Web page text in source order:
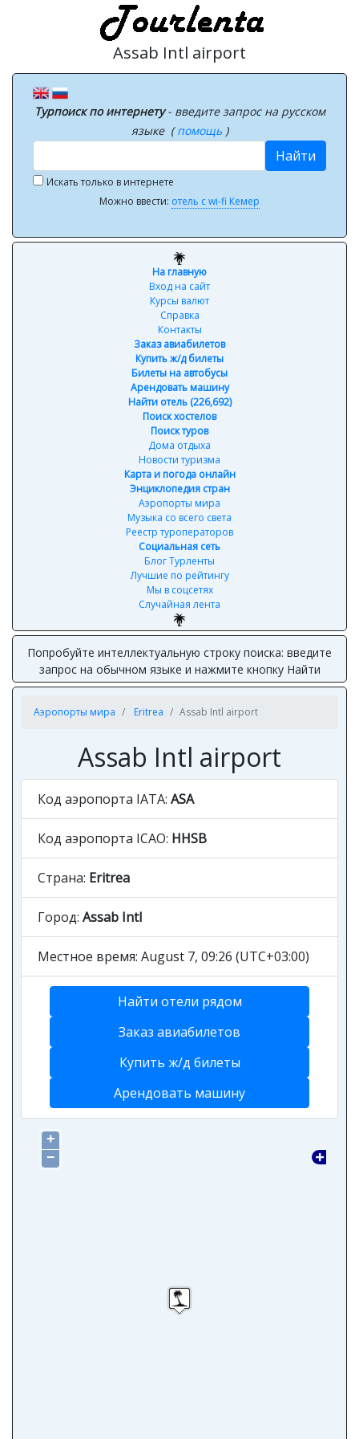
Assab Intl airport
Турпоиск по интернету- введите запрос на русском
языке (помощь )
Найти
Искать только в интернете
Можно ввести: отель с wi-fi Кемер
На главную
Вход на сайт
Курсы валют
Справка
Контакты
Заказ авиабилетов
Купить ж/д билеты
Билеты на автобусы
Арендовать машину
Найти отель (226,692)
Поиск хостелов
Поиск туров
Дома отдыха
Новости туризма
Карта и погода онлайн
Энциклопедия стран
Аэропорты мира
Музыка со всего света
Реестр туроператоров
Социальная сеть
Блог Турленты
Лучшие по рейтингу
Мы в соцсетях
Случайная лента
Попробуйте интеллектуальную строку поиска: введите
запрос на обычном языке и нажмите кнопку Найти
Аэропорты мира Eritrea Assab Intl airport
Assab Intl airport
Код аэропорта IATA: ASA
Код аэропорта ICAO: HHSB
Страна: Eritrea
Город: Assab Intl
Местное время: August 7, 09:26 (UTC+03:00)
Найти отели рядом
Заказ авиабилетов
Купить ж/д билеты
Арендовать машину
+
−